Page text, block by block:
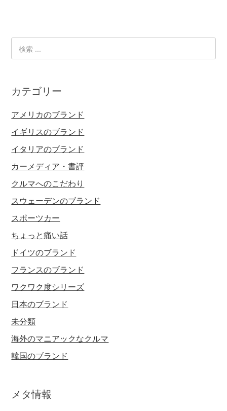
カテゴリー
アメリカのブランド
イギリスのブランド
イタリアのブランド
カーメディア・書評
クルマへのこだわり
スウェーデンのブランド
スポーツカー
ちょっと痛い話
ドイツのブランド
フランスのブランド
ワクワク度シリーズ
日本のブランド
未分類
海外のマニアックなクルマ
韓国のブランド
メタ情報